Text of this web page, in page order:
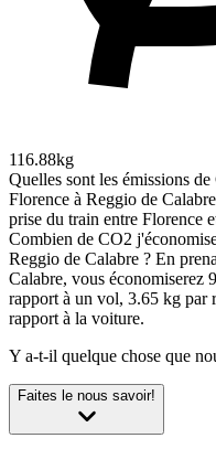
116.88kg
Quelles sont les émissions
Florence à Reggio de
prise du train entre Florence
Combien de CO2
Reggio de Calabre ? En
Calabre, vous économiserez
rapport à un vol, 3.65 kg par
rapport à la voiture.
Y a-t-il quelque chose que
Faites le nous savoir!